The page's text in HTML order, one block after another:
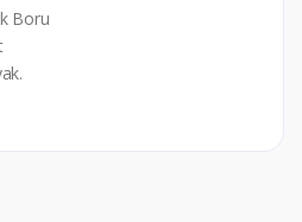
Boru